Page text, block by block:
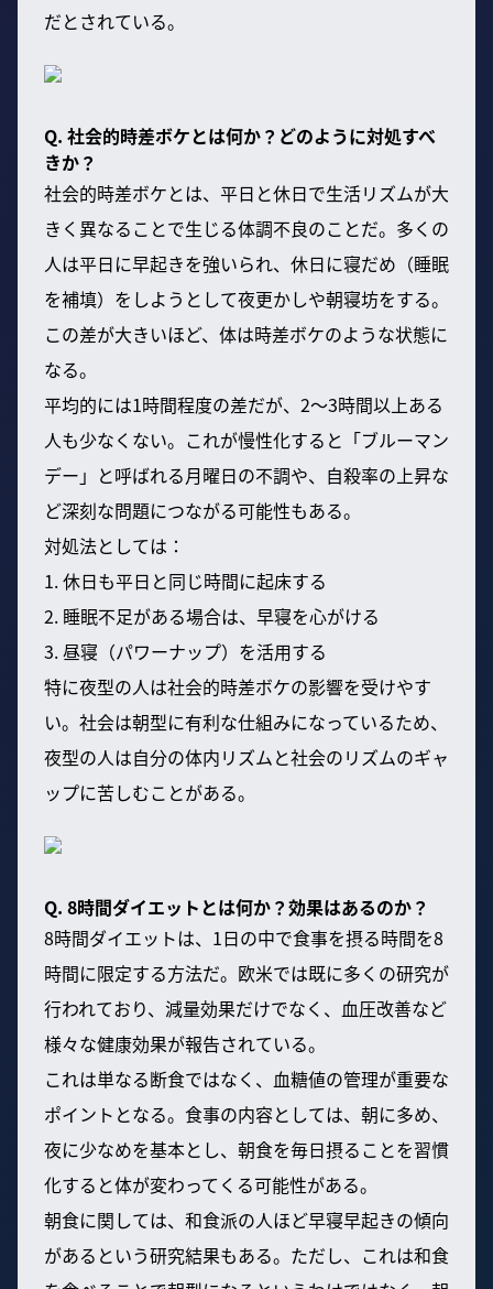
だとされている。
Q. 社会的時差ボケとは何か？どのように対処すべ
きか？
社会的時差ボケとは、平日と休日で生活リズムが大
きく異なることで生じる体調不良のことだ。多くの
人は平日に早起きを強いられ、休日に寝だめ（睡眠
を補填）をしようとして夜更かしや朝寝坊をする。
この差が大きいほど、体は時差ボケのような状態に
なる。
平均的には1時間程度の差だが、2〜3時間以上ある
人も少なくない。これが慢性化すると「ブルーマン
デー」と呼ばれる月曜日の不調や、自殺率の上昇な
ど深刻な問題につながる可能性もある。
対処法としては：
1. 休日も平日と同じ時間に起床する
2. 睡眠不足がある場合は、早寝を心がける
3. 昼寝（パワーナップ）を活用する
特に夜型の人は社会的時差ボケの影響を受けやす
い。社会は朝型に有利な仕組みになっているため、
夜型の人は自分の体内リズムと社会のリズムのギャ
ップに苦しむことがある。
Q. 8時間ダイエットとは何か？効果はあるのか？
8時間ダイエットは、1日の中で食事を摂る時間を8
時間に限定する方法だ。欧米では既に多くの研究が
行われており、減量効果だけでなく、血圧改善など
様々な健康効果が報告されている。
これは単なる断食ではなく、血糖値の管理が重要な
ポイントとなる。食事の内容としては、朝に多め、
夜に少なめを基本とし、朝食を毎日摂ることを習慣
化すると体が変わってくる可能性がある。
朝食に関しては、和食派の人ほど早寝早起きの傾向
があるという研究結果もある。ただし、これは和食